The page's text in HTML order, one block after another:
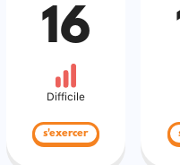
16
Difficile
s'exercer